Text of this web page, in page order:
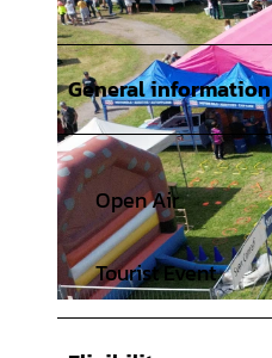
General information
Open Air
Tourist Event